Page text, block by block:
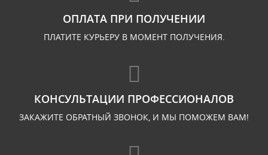
ОПЛАТА ПРИ ПОЛУЧЕНИИ
ПЛАТИТЕ КУРЬЕРУ В МОМЕНТ ПОЛУЧЕНИЯ.
КОНСУЛЬТАЦИИ ПРОФЕССИОНАЛОВ
ЗАКАЖИТЕ ОБРАТНЫЙ ЗВОНОК, И МЫ ПОМОЖЕМ ВАМ!